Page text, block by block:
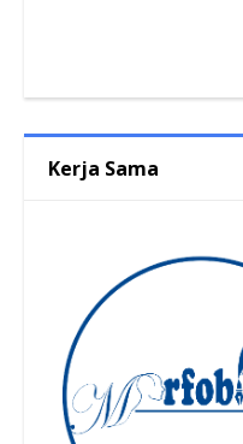
Kerja Sama